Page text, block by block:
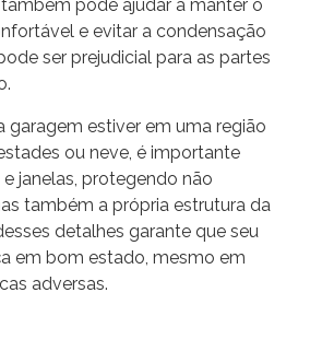
pode ajudar a manter o
e evitar a condensação
ser prejudicial para as partes
garagem estiver em uma região
ou neve, é importante
janelas, protegendo não
também a própria estrutura da
detalhes garante que seu
em bom estado, mesmo em
adversas.